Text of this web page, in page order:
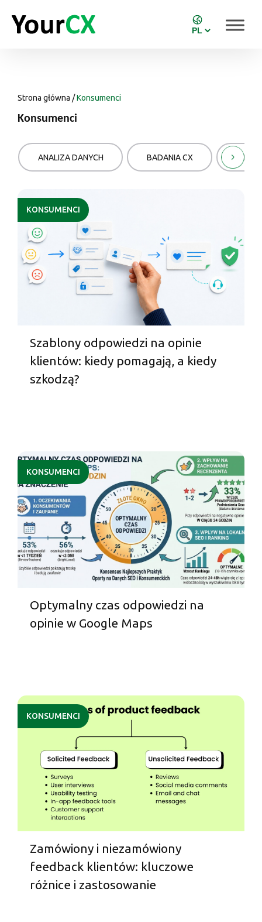
Strona główna /Konsumenci
Konsumenci
ANALIZA DANYCH BADANIA CX
KONSUMENCI
Szablony odpowiedzi na opinie
klientów: kiedy pomagają, a kiedy
szkodzą?
KONSUMENCI
Optymalny czas odpowiedzi na
opinie w Google Maps
KONSUMENCI
Zamówiony i niezamówiony
feedback klientów: kluczowe
różnice i zastosowanie